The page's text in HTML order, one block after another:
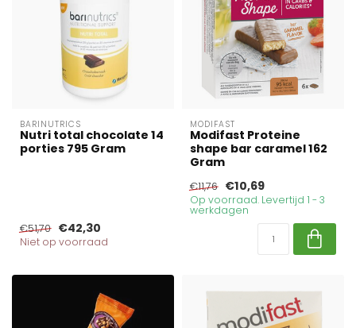
BARINUTRICS
Nutri total chocolate 14
porties 795 Gram
€51,70 €42,30
Niet op voorraad
MODIFAST
Modifast Proteine
shape bar caramel 162
Gram
€11,76 €10,69
Op voorraad. Levertijd 1 - 3
werkdagen